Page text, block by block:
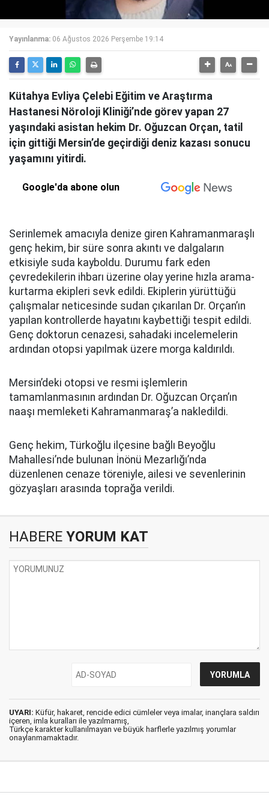
Yayınlanma: 06 Ağustos 2026 Perşembe 19:14
Kütahya Evliya Çelebi Eğitim ve Araştırma
Hastanesi Nöroloji Kliniği’nde görev yapan 27
yaşındaki asistan hekim Dr. Oğuzcan Orçan, tatil
için gittiği Mersin’de geçirdiği deniz kazası sonucu
yaşamını yitirdi.
Google'da abone olun
Serinlemek amacıyla denize giren Kahramanmaraşlı
genç hekim, bir süre sonra akıntı ve dalgaların
etkisiyle suda kayboldu. Durumu fark eden
çevredekilerin ihbarı üzerine olay yerine hızla arama-
kurtarma ekipleri sevk edildi. Ekiplerin yürüttüğü
çalışmalar neticesinde sudan çıkarılan Dr. Orçan’ın
yapılan kontrollerde hayatını kaybettiği tespit edildi.
Genç doktorun cenazesi, sahadaki incelemelerin
ardından otopsi yapılmak üzere morga kaldırıldı.
Mersin’deki otopsi ve resmi işlemlerin
tamamlanmasının ardından Dr. Oğuzcan Orçan’ın
naaşı memleketi Kahramanmaraş’a nakledildi.
Genç hekim, Türkoğlu ilçesine bağlı Beyoğlu
Mahallesi’nde bulunan İnönü Mezarlığı’nda
düzenlenen cenaze töreniyle, ailesi ve sevenlerinin
gözyaşları arasında toprağa verildi.
HABERE YORUM KAT
UYARI: Küfür, hakaret, rencide edici cümleler veya imalar, inançlara saldırı
içeren, imla kuralları ile yazılmamış,
Türkçe karakter kullanılmayan ve büyük harflerle yazılmış yorumlar
onaylanmamaktadır.